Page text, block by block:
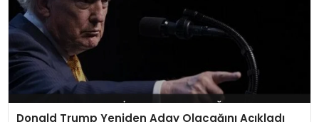
Donald Trump Yeniden Aday Olacağını Açıkladı